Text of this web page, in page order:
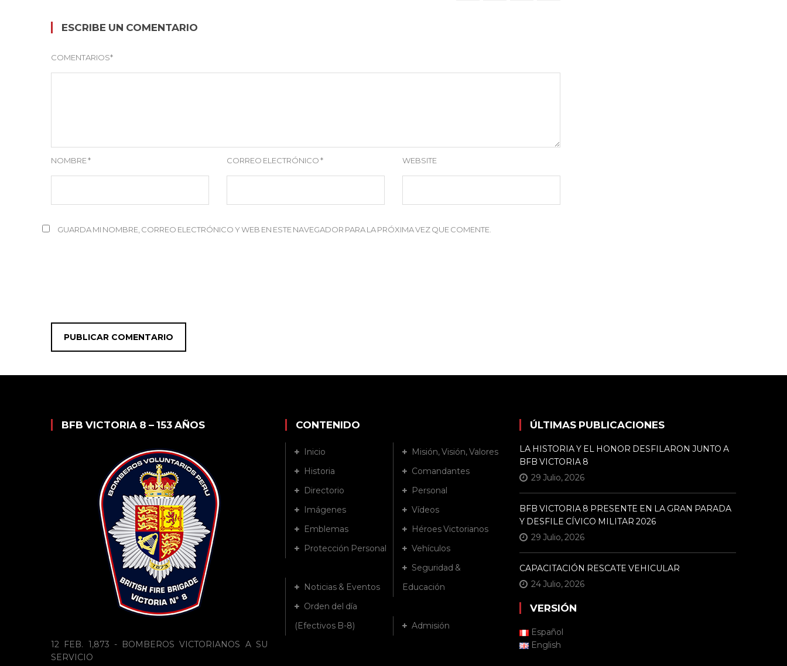
ESCRIBE UN COMENTARIO
COMENTARIOS*
NOMBRE* CORREO ELECTRÓNICO* WEBSITE
GUARDA MI NOMBRE, CORREO ELECTRÓNICO Y WEB EN ESTE NAVEGADOR PARA LA PRÓXIMA VEZ QUE COMENTE.
BFB VICTORIA 8 – 153 AÑOS
12 FEB. 1,873 - BOMBEROS VICTORIANOS A SU
SERVICIO
CONTENIDO
Inicio
Misión, Visión, Valores
Historia
Comandantes
Directorio
Personal
Imágenes
Vídeos
Emblemas
Héroes Victorianos
Protección Personal
Vehículos
Noticias & Eventos
Seguridad &
Educación
Orden del día
(Efectivos B-8)
Admisión
ÚLTIMAS PUBLICACIONES
LA HISTORIA Y EL HONOR DESFILARON JUNTO A
BFB VICTORIA 8
29 Julio, 2026
BFB VICTORIA 8 PRESENTE EN LA GRAN PARADA
Y DESFILE CÍVICO MILITAR 2026
29 Julio, 2026
CAPACITACIÓN RESCATE VEHICULAR
24 Julio, 2026
VERSIÓN
Español
English